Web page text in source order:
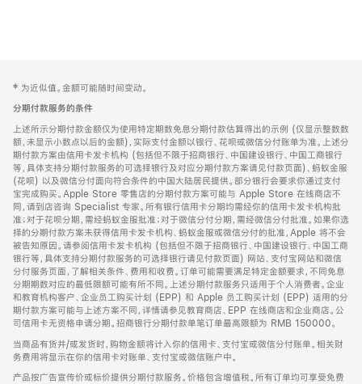
页
页
脚
注
‡ 为近似值。金额可能随时间变动。
分期付款服务的条件
上述所示分期付款金额仅为使用特定期数免息分期付款估算得出的示例 (仅显示整数数
额，未显示小数点以后的金额)，实际支付金额以银行、花呗或微信分付账单为准。上述分
期付款方案由信用卡发卡机构 (包括但不限于招商银行、中国建设银行、中国工商银行
等，具体支持分期付款服务的可选择银行及对应分期付款方案请见付款页面)、蚂蚁金服
(花呗) 以及微信分付面向符合条件的中国大陆居民提供。部分银行会要求你通过支付
宝完成购买。Apple Store 零售店的分期付款方案可能与 Apple Store 在线商店不
同，请到店咨询 Specialist 专家。所有银行信用卡分期均需经你的信用卡发卡机构批
准；对于花呗分期，需经蚂蚁金服批准；对于微信分付分期，需经微信分付批准。如果你选
择的分期付款方案未获得信用卡发卡机构、蚂蚁金服或微信分付的批准，Apple 将不会
被告知原因。请参阅信用卡发卡机构 (包括但不限于招商银行、中国建设银行、中国工商
银行等，具体支持分期付款服务的可选择银行请见付款页面) 网站、支付宝网站和微信
分付服务页面，了解相关条件、费用和收费。订单可能需要满足特定金额要求，不同免息
分期期数对应的最低限额可能有所不同。上述分期付款服务只适用于个人消费者。企业
和教育机构客户、企业员工购买计划 (EPP) 和 Apple 员工购买计划 (EPP) 适用的分
期付款方案可能与上述方案不同，详情请参见教育商店、EPP 在线商店和企业商店。公
司信用卡无资格申请分期。招商银行分期付款单笔订单最高限额为 RMB 150000。
当商品有货并/或发货时，购物金额将计入你的信用卡、支付宝或微信分付账单。相关财
务费用将显示在你的信用卡对账单、支付宝或微信账户中。
产品按广告宣传价或标价提供分期付款服务。价格包含增值税。所有订单均可享受免费